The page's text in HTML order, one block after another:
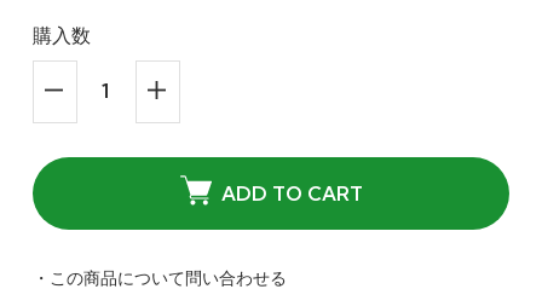
購入数
ADD TO CART
・この商品について問い合わせる